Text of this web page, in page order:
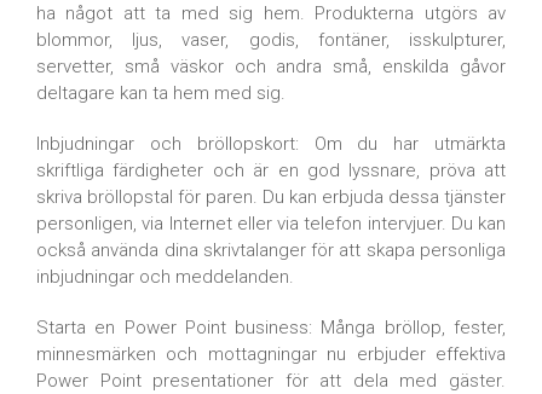
ha något att ta med sig hem. Produkterna utgörs av
blommor, ljus, vaser, godis, fontäner, isskulpturer,
servetter, små väskor och andra små, enskilda gåvor
deltagare kan ta hem med sig.
Inbjudningar och bröllopskort: Om du har utmärkta
skriftliga färdigheter och är en god lyssnare, pröva att
skriva bröllopstal för paren. Du kan erbjuda dessa tjänster
personligen, via Internet eller via telefon intervjuer. Du kan
också använda dina skrivtalanger för att skapa personliga
inbjudningar och meddelanden.
Starta en Power Point business: Många bröllop, fester,
minnesmärken och mottagningar nu erbjuder effektiva
Power Point presentationer för att dela med gäster.